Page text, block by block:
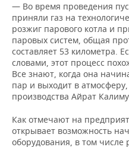
— Во время проведения
приняли газ на
розжиг парового котла и
паровых систем, общая
составляет 53 километра.
словами, этот процесс
Все знают, когда она
пар и выходит в
производства Айрат
Как отмечают на
открывает возможность
оборудования, в том числе